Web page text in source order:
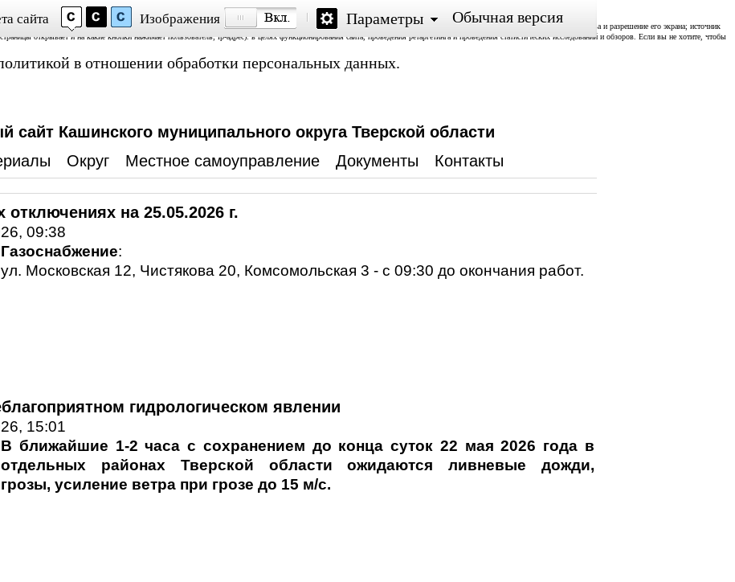
Аналитика» и «Яндекс.Метрика»; обработку файлов cookie, пользовательских данных (сведения о местоположении; тип и версия ОС, тип и версия Браузера; тип устройства и разрешение его экрана; источник
открывает и на какие кнопки нажимает пользователь; ip-адрес). в целях функционирования сайта, проведения ретаргетинга и проведения статистических исследований и обзоров. Если вы не хотите, чтобы
в отношении обработки персональных данных.
сайта Изображения Параметры Обычная версия
Кашинского муниципального округа Тверской области
Округ Местное самоуправление Документы Контакты
на 25.05.2026 г.
09:38
Газоснабжение:
ул. Московская 12, Чистякова 20, Комсомольская 3 - с 09:30 до окончания работ.
гидрологическом явлении
15:01
В ближайшие 1-2 часа с сохранением до конца суток 22 мая 2026 года в
отдельных районах Тверской области ожидаются ливневые дожди,
грозы, усиление ветра при грозе до 15 м/с.